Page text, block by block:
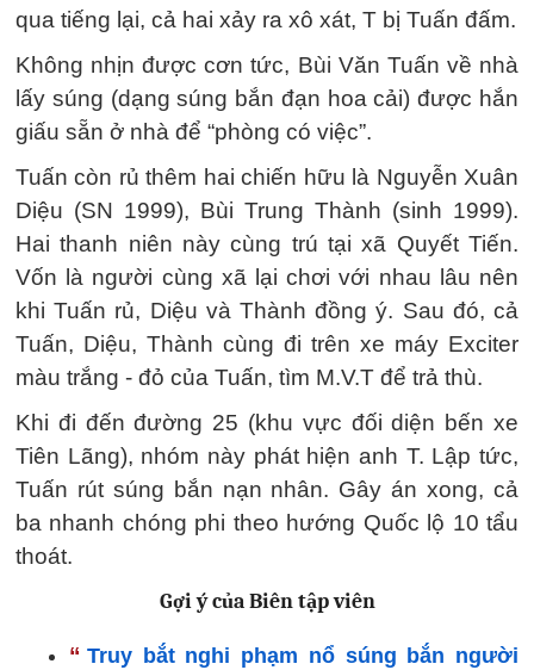
qua tiếng lại, cả hai xảy ra xô xát, T bị Tuấn đấm.
Không nhịn được cơn tức, Bùi Văn Tuấn về nhà
lấy súng (dạng súng bắn đạn hoa cải) được hắn
giấu sẵn ở nhà để “phòng có việc”.
Tuấn còn rủ thêm hai chiến hữu là Nguyễn Xuân
Diệu (SN 1999), Bùi Trung Thành (sinh 1999).
Hai thanh niên này cùng trú tại xã Quyết Tiến.
Vốn là người cùng xã lại chơi với nhau lâu nên
khi Tuấn rủ, Diệu và Thành đồng ý. Sau đó, cả
Tuấn, Diệu, Thành cùng đi trên xe máy Exciter
màu trắng - đỏ của Tuấn, tìm M.V.T để trả thù.
Khi đi đến đường 25 (khu vực đối diện bến xe
Tiên Lãng), nhóm này phát hiện anh T. Lập tức,
Tuấn rút súng bắn nạn nhân. Gây án xong, cả
ba nhanh chóng phi theo hướng Quốc lộ 10 tẩu
thoát.
Gợi ý của Biên tập viên
“ Truy bắt nghi phạm nổ súng bắn người